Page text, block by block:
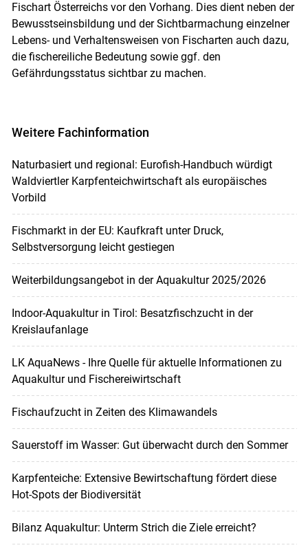
Fischart Österreichs vor den Vorhang. Dies dient neben der
Bewusstseinsbildung und der Sichtbarmachung einzelner
Lebens- und Verhaltensweisen von Fischarten auch dazu,
die fischereiliche Bedeutung sowie ggf. den
Gefährdungsstatus sichtbar zu machen.
Weitere Fachinformation
Naturbasiert und regional: Eurofish-Handbuch würdigt
Waldviertler Karpfenteichwirtschaft als europäisches
Vorbild
Fischmarkt in der EU: Kaufkraft unter Druck,
Selbstversorgung leicht gestiegen
Weiterbildungsangebot in der Aquakultur 2025/2026
Indoor-Aquakultur in Tirol: Besatzfischzucht in der
Kreislaufanlage
LK AquaNews - Ihre Quelle für aktuelle Informationen zu
Aquakultur und Fischereiwirtschaft
Fischaufzucht in Zeiten des Klimawandels
Sauerstoff im Wasser: Gut überwacht durch den Sommer
Karpfenteiche: Extensive Bewirtschaftung fördert diese
Hot-Spots der Biodiversität
Bilanz Aquakultur: Unterm Strich die Ziele erreicht?